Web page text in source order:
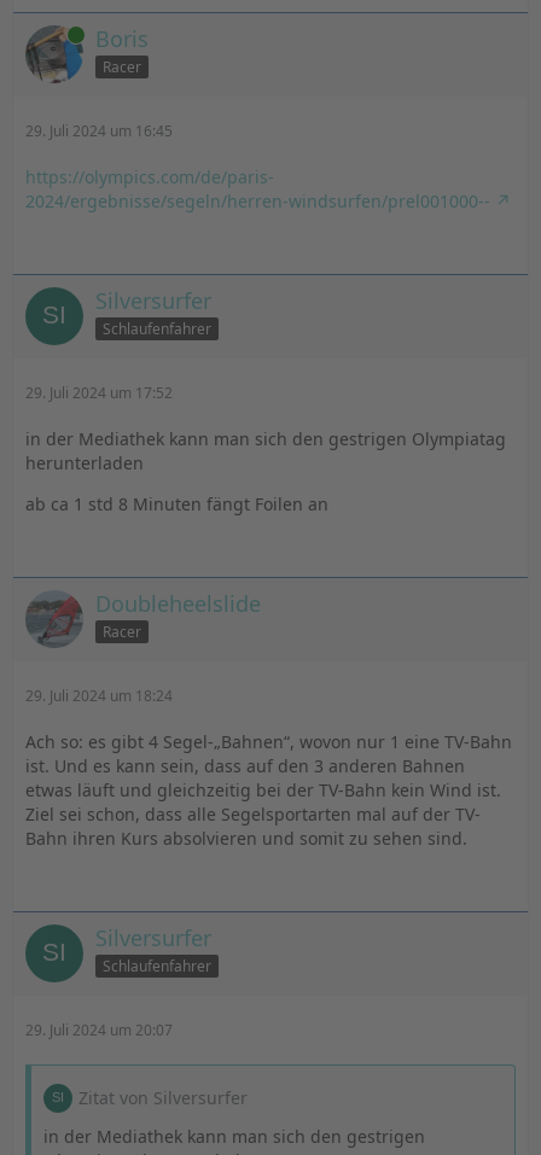
Online Boris
Racer
29. Juli 2024 um 16:45
https://olympics.com/de/paris-
2024/ergebnisse/segeln/herren-windsurfen/prel001000--
Silversurfer
Schlaufenfahrer
29. Juli 2024 um 17:52
in der Mediathek kann man sich den gestrigen Olympiatag
herunterladen
ab ca 1 std 8 Minuten fängt Foilen an
Doubleheelslide
Racer
29. Juli 2024 um 18:24
Ach so: es gibt 4 Segel-„Bahnen“, wovon nur 1 eine TV-Bahn
ist. Und es kann sein, dass auf den 3 anderen Bahnen
etwas läuft und gleichzeitig bei der TV-Bahn kein Wind ist.
Ziel sei schon, dass alle Segelsportarten mal auf der TV-
Bahn ihren Kurs absolvieren und somit zu sehen sind.
Silversurfer
Schlaufenfahrer
29. Juli 2024 um 20:07
Zitat von Silversurfer
in der Mediathek kann man sich den gestrigen